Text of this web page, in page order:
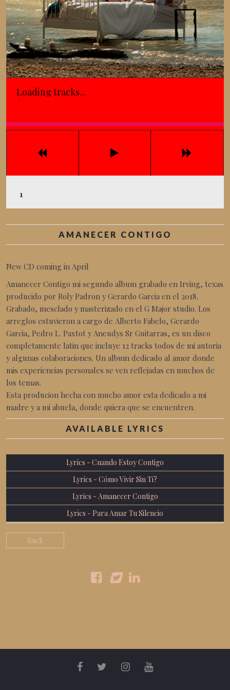
Loading tracks...
/
AMANECER CONTIGO
New CD coming in April
Amanecer Contigo mi segundo album grabado en Irving, texas
producido por Roly Padron y Gerardo Garcia en el 2018.
Grabado, mesclado y masterizado en el G Major studio. Los
arreglos estuvieron a cargo de Alberto Fabelo, Gerardo
Garcia, Pedro L. Paxtot y Aneudys Sr Guitarras, es un disco
completamente latin que incluye 12 tracks todos de mi autoria
y algunas colaboraciones. Un album dedicado al amor donde
mis experiencias personales se ven reflejadas en muchos de
los temas.
Esta producion hecha con mucho amor esta dedicado a mi
madre y a mi abuela, donde quiera que se encuentren.
AVAILABLE LYRICS
Lyrics - Cuando Estoy Contigo
Lyrics - Cómo Vivir Sin Ti?
Lyrics - Amanecer Contigo
Lyrics - Para Amar Tu Silencio
Back